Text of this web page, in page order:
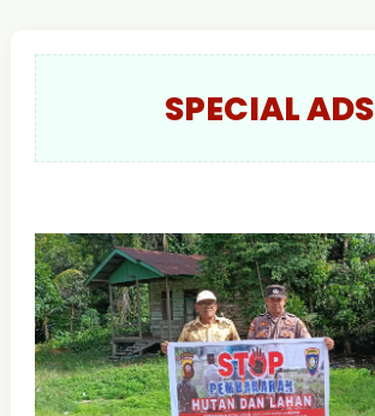
SPECIAL ADS